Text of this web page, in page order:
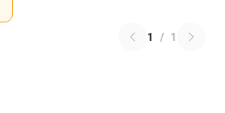
1 / 1